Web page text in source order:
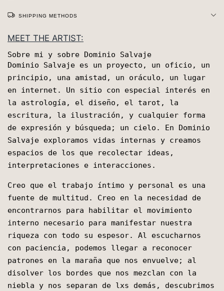
SHIPPING METHODS
MEET THE ARTIST:
Sobre mi y sobre Dominio Salvaje
Dominio Salvaje es un proyecto, un oficio, un
principio, una amistad, un oráculo, un lugar
en internet. Un sitio con especial interés en
la astrología, el diseño, el tarot, la
escritura, la ilustración, y cualquier forma
de expresión y búsqueda; un cielo. En Dominio
Salvaje exploramos vidas internas y creamos
espacios de los que recolectar ideas,
interpretaciones e interacciones.
Creo que el trabajo íntimo y personal es una
fuente de multitud. Creo en la necesidad de
encontrarnos para habilitar el movimiento
interno necesario para manifestar nuestra
riqueza con todo su espesor. Al escucharnos
con paciencia, podemos llegar a reconocer
patrones en la maraña que nos envuelve; al
disolver los bordes que nos mezclan con la
niebla y nos separan de lxs demás, descubrimos